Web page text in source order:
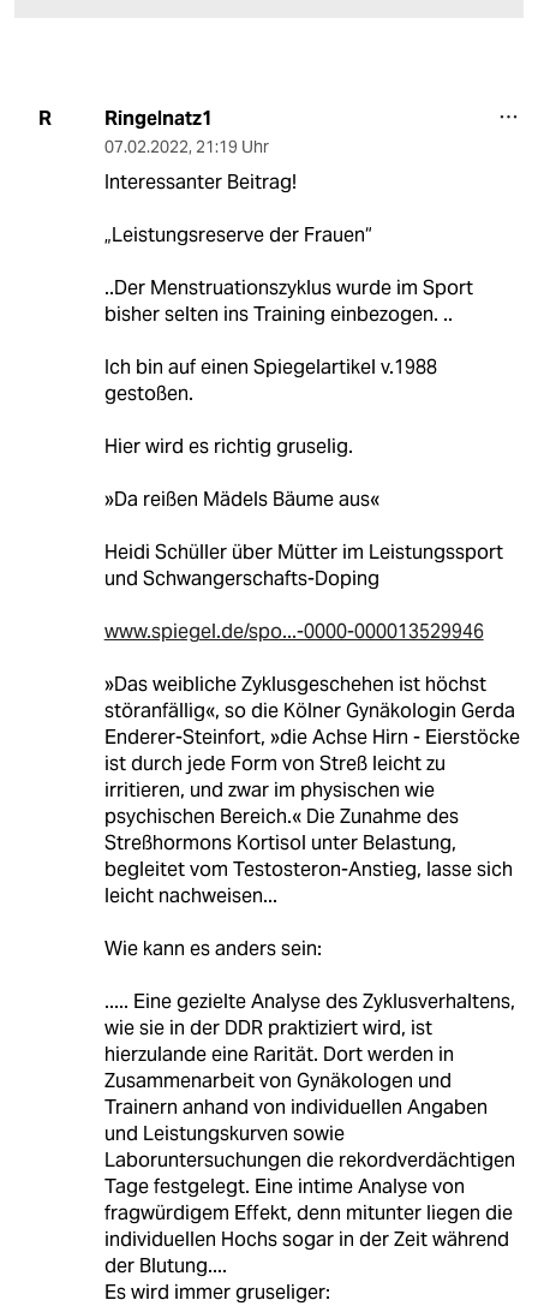
R Ringelnatz1
07.02.2022, 21:19 Uhr
Interessanter Beitrag!
„Leistungsreserve der Frauen“
..Der Menstruationszyklus wurde im Sport
bisher selten ins Training einbezogen. ..
Ich bin auf einen Spiegelartikel v.1988
gestoßen.
Hier wird es richtig gruselig.
»Da reißen Mädels Bäume aus«
Heidi Schüller über Mütter im Leistungssport
und Schwangerschafts-Doping
www.spiegel.de/spo...-0000-000013529946
»Das weibliche Zyklusgeschehen ist höchst
störanfällig«, so die Kölner Gynäkologin Gerda
Enderer-Steinfort, »die Achse Hirn - Eierstöcke
ist durch jede Form von Streß leicht zu
irritieren, und zwar im physischen wie
psychischen Bereich.« Die Zunahme des
Streßhormons Kortisol unter Belastung,
begleitet vom Testosteron-Anstieg, lasse sich
leicht nachweisen...
Wie kann es anders sein:
..... Eine gezielte Analyse des Zyklusverhaltens,
wie sie in der DDR praktiziert wird, ist
hierzulande eine Rarität. Dort werden in
Zusammenarbeit von Gynäkologen und
Trainern anhand von individuellen Angaben
und Leistungskurven sowie
Laboruntersuchungen die rekordverdächtigen
Tage festgelegt. Eine intime Analyse von
fragwürdigem Effekt, denn mitunter liegen die
individuellen Hochs sogar in der Zeit während
der Blutung....
Es wird immer gruseliger: